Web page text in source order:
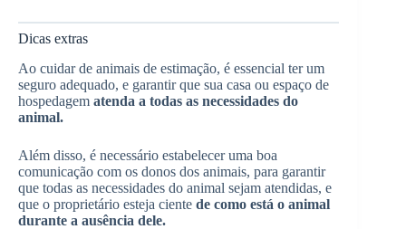
Dicas extras
Ao cuidar de animais de estimação, é essencial ter um
seguro adequado, e garantir que sua casa ou espaço de
hospedagem atenda a todas as necessidades do
animal.
Além disso, é necessário estabelecer uma boa
comunicação com os donos dos animais, para garantir
que todas as necessidades do animal sejam atendidas, e
que o proprietário esteja ciente de como está o animal
durante a ausência dele.